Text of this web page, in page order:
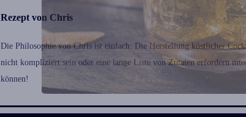
Rezept von Chris
Die Philosophie von Chris ist einfach: Die Herstellung köstlicher
nicht kompliziert sein oder eine lange Liste von Zutaten erfordern
können!